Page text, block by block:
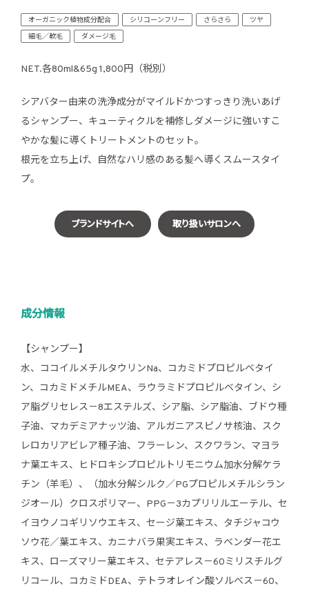
オーガニック植物成分配合 シリコーンフリー さらさら
ツヤ
細毛／軟毛
ダメージ毛
NET.各80ml&65g 1,800円（税別）
シアバター由来の洗浄成分がマイルドかつすっきり洗いあげ
るシャンプー、キューティクルを補修しダメージに強いすこ
やかな髪に導くトリートメントのセット。
根元を立ち上げ、自然なハリ感のある髪へ導くスムースタイ
プ。
ブランドサイトへ 取り扱いサロンへ
成分情報
【シャンプー】
水、ココイルメチルタウリンNa、コカミドプロピルベタイ
ン、コカミドメチルMEA、ラウラミドプロピルベタイン、シ
ア脂グリセレス－8エステルズ、シア脂、シア脂油、ブドウ種
子油、マカデミアナッツ油、アルガニアスピノサ核油、スク
レロカリアビレア種子油、フラーレン、スクワラン、マヨラ
ナ葉エキス、ヒドロキシプロピルトリモニウム加水分解ケラ
チン（羊毛）、（加水分解シルク／PGプロピルメチルシラン
ジオール）クロスポリマー、PPG－3カプリリルエーテル、セ
イヨウノコギリソウエキス、セージ葉エキス、タチジャコウ
ソウ花／葉エキス、カニナバラ果実エキス、ラベンダー花エ
キス、ローズマリー葉エキス、セテアレス－60ミリスチルグ
リコール、コカミドDEA、テトラオレイン酸ソルベス－60、